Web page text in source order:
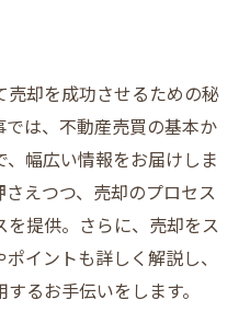
却を成功させるための秘
は、不動産売買の基本か
幅広い情報をお届けしま
えつつ、売却のプロセス
提供。さらに、売却をス
イントも詳しく解説し、
るお手伝いをします。